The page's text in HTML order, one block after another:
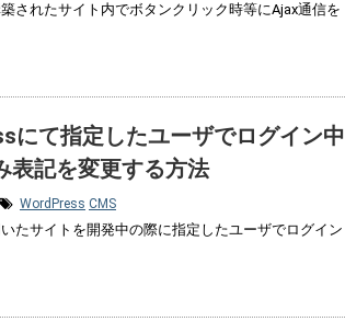
されたサイト内でボタンクリック時等にAjax通信を
にて指定したユーザでログイン中
表記を変更する方法
WordPress CMS
たサイトを開発中の際に指定したユーザでログイン